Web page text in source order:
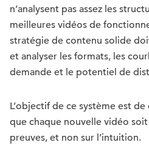
n’analysent pas assez les
meilleures vidéos de
stratégie de contenu solide
et analyser les formats, les
demande et le potentiel de
L’objectif de ce système est
que chaque nouvelle vidéo
preuves, et non sur l’intuition.